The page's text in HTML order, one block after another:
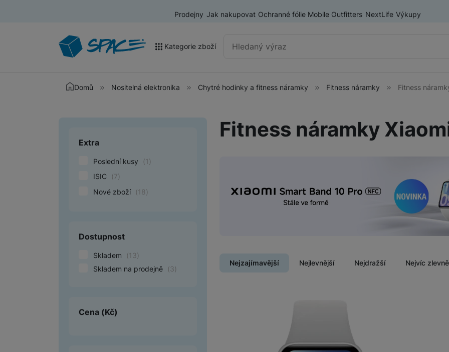
Prodejny Jak nakupovat Ochranné fólie Mobile Outfitters NextLife Výkupy
Vyhledávání
Kategorie zboží
Akce a výprodej
Chytré hodinky a fitness
Fitness náramky
Televize
Audio
Domácí spotřebiče
Domů Nositelná elektronika Chytré hodinky a fitness náramky Fitness náramky Fitness
Fitness náramky
Nejzajímavější Nejlevnější Nejdražší Nejvíc
Upřesnit parametry
Extra
Poslední kusy (1 )
ISIC
(7)
Nové zboží (18)
Dostupnost
Skladem (13)
Skladem na prodejně
(3)
Cena (Kč)